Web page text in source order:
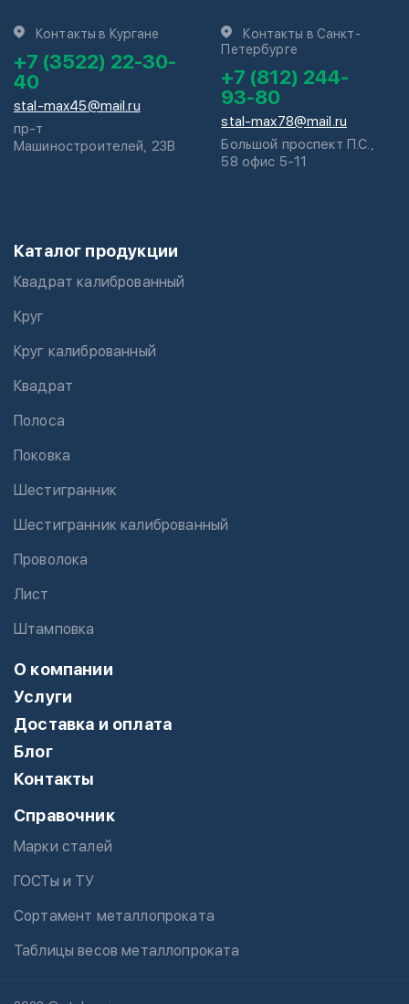
Контакты в Кургане
+7 (3522) 22-30-
40
stal-max45@mail.ru
пр-т
Машиностроителей, 23В
Контакты в Санкт-
Петербурге
+7 (812) 244-
93-80
stal-max78@mail.ru
Большой проспект П.С.,
58 офис 5-11
Каталог продукции
Квадрат калиброванный
Круг
Круг калиброванный
Квадрат
Полоса
Поковка
Шестигранник
Шестигранник калиброванный
Проволока
Лист
Штамповка
О компании
Услуги
Доставка и оплата
Блог
Контакты
Справочник
Марки сталей
ГОСТы и ТУ
Сортамент металлопроката
Таблицы весов металлопроката